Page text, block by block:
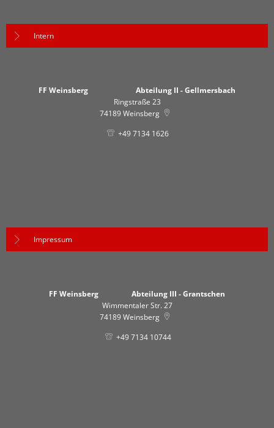
Intern
FF Weinsberg Abteilung II - Gellmersbach
Ringstraße 23
74189Weinsberg
+49 7134 1626
Impressum
FF Weinsberg Abteilung III - Grantschen
Wimmentaler Str. 27
74189Weinsberg
+49 7134 10744